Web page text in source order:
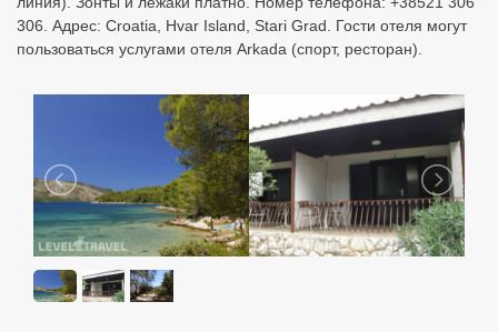
306. Адрес: Croatia, Hvar Island, Stari Grad. Гости отеля могут
пользоваться услугами отеля Arkada (спорт, ресторан).